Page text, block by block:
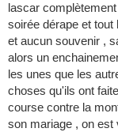
lascar
soirée dérape et tout
et aucun souvenir ,
alors un
les unes que les
choses qu'ils ont
course contre la
son mariage , on est